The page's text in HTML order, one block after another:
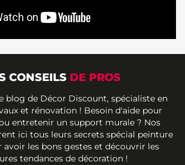
CONSEILS DE PROS
blog de Décor Discount, spécialiste en
et rénovation ! Besoin d'aide pour
entretenir un support murale ? Nos
ici tous leurs secrets spécial peinture
avoir les bons gestes et découvrir les
tendances de décoration !